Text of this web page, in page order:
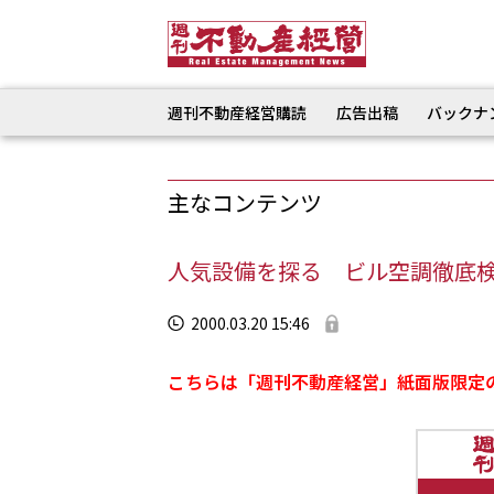
週刊不動産経営購読 広告出稿 バック
主なコンテンツ
人気設備を探る ビル空調徹底
2000.03.20 15:46
こちらは「週刊不動産経営」紙面版限定